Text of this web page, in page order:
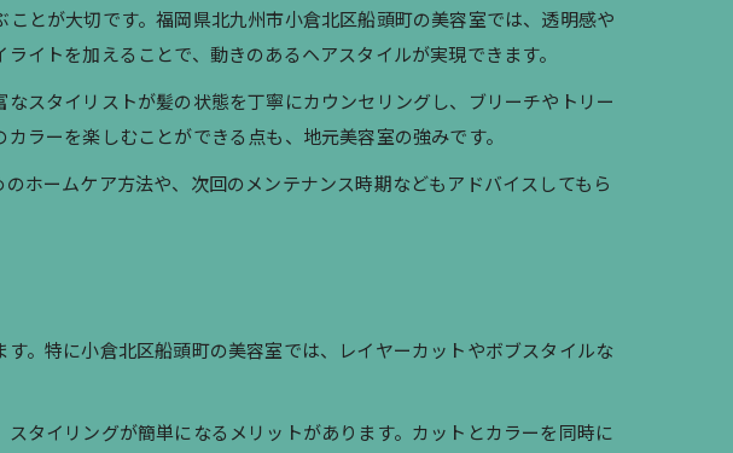
アドバイス
ンド解説
容室で確認
選び方
伝えるコツ
とが大切です。福岡県北九州市小倉北区船頭町の美容室では、透明感や
イトを加えることで、動きのあるヘアスタイルが実現できます。
スタイリストが髪の状態を丁寧にカウンセリングし、ブリーチやトリー
ラーを楽しむことができる点も、地元美容室の強みです。
ホームケア方法や、次回のメンテナンス時期などもアドバイスしてもら
。特に小倉北区船頭町の美容室では、レイヤーカットやボブスタイルな
タイリングが簡単になるメリットがあります。カットとカラーを同時に